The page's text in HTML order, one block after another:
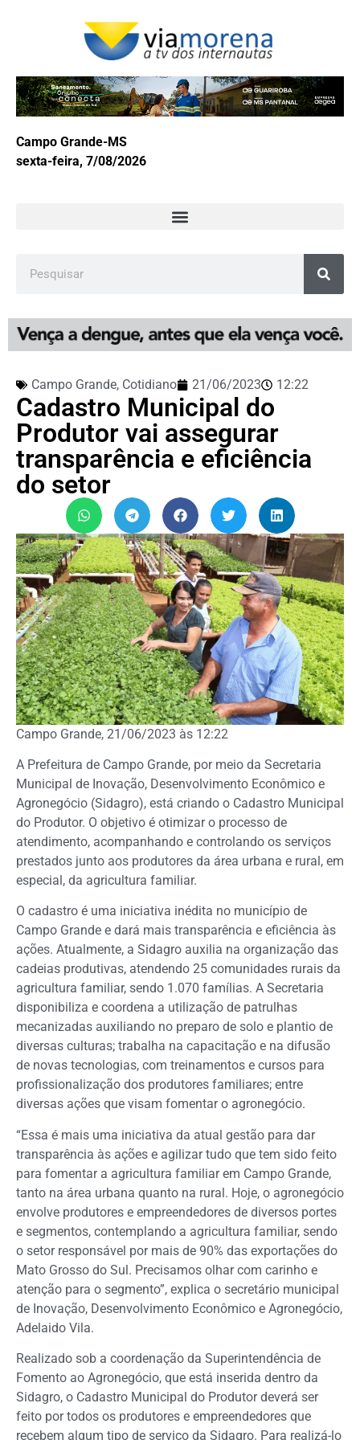
Campo Grande-MS
sexta-feira, 7/08/2026
Campo Grande, Cotidiano 21/06/2023 12:22
Cadastro Municipal do
Produtor vai assegurar
transparência e eficiência
do setor
Campo Grande, 21/06/2023 às 12:22
A Prefeitura de Campo Grande, por meio da Secretaria
Municipal de Inovação, Desenvolvimento Econômico e
Agronegócio (Sidagro), está criando o Cadastro Municipal
do Produtor. O objetivo é otimizar o processo de
atendimento, acompanhando e controlando os serviços
prestados junto aos produtores da área urbana e rural, em
especial, da agricultura familiar.
O cadastro é uma iniciativa inédita no município de
Campo Grande e dará mais transparência e eficiência às
ações. Atualmente, a Sidagro auxilia na organização das
cadeias produtivas, atendendo 25 comunidades rurais da
agricultura familiar, sendo 1.070 famílias. A Secretaria
disponibiliza e coordena a utilização de patrulhas
mecanizadas auxiliando no preparo de solo e plantio de
diversas culturas; trabalha na capacitação e na difusão
de novas tecnologias, com treinamentos e cursos para
profissionalização dos produtores familiares; entre
diversas ações que visam fomentar o agronegócio.
“Essa é mais uma iniciativa da atual gestão para dar
transparência às ações e agilizar tudo que tem sido feito
para fomentar a agricultura familiar em Campo Grande,
tanto na área urbana quanto na rural. Hoje, o agronegócio
envolve produtores e empreendedores de diversos portes
e segmentos, contemplando a agricultura familiar, sendo
o setor responsável por mais de 90% das exportações do
Mato Grosso do Sul. Precisamos olhar com carinho e
atenção para o segmento”, explica o secretário municipal
de Inovação, Desenvolvimento Econômico e Agronegócio,
Adelaido Vila.
Realizado sob a coordenação da Superintendência de
Fomento ao Agronegócio, que está inserida dentro da
Sidagro, o Cadastro Municipal do Produtor deverá ser
feito por todos os produtores e empreendedores que
recebem algum tipo de serviço da Sidagro. Para realizá-lo